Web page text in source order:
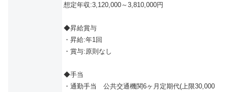
想定年収:3,120,000～3,810,000円
◆昇給賞与
・昇給:年1回
・賞与:原則なし
◆手当
・通勤⼿当 公共交通機関6ヶ⽉定期代(上限30,000